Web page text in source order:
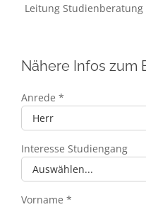
Leitung Studienberatung
Nähere Infos zum
Anrede *
Interesse Studiengang
Vorname *